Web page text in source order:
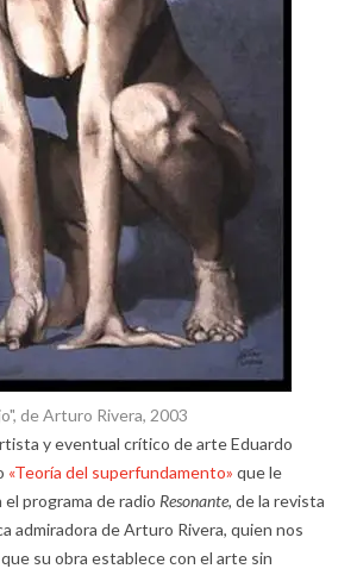
de Arturo Rivera, 2003
y eventual crítico de arte Eduardo
«Teoría del superfundamento» que le
el programa de radio Resonante, de la revista
admiradora de Arturo Rivera, quien nos
su obra establece con el arte sin